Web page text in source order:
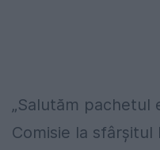
„Salutăm pachetul
Comisie la